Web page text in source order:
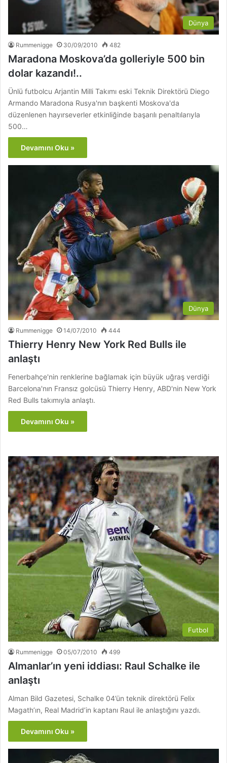
Dünya
Rummenigge 30/09/2010 482
Maradona Moskova’da golleriyle 500 bin
dolar kazandı!..
Ünlü futbolcu Arjantin Milli Takımı eski Teknik Direktörü Diego
Armando Maradona Rusya'nın başkenti Moskova'da
düzenlenen hayırseverler etkinliğinde başarılı penaltılarıyla
500…
Devamını Oku »
Dünya
Rummenigge 14/07/2010 444
Thierry Henry New York Red Bulls ile
anlaştı
Fenerbahçe'nin renklerine bağlamak için büyük uğraş verdiği
Barcelona'nın Fransız golcüsü Thierry Henry, ABD'nin New York
Red Bulls takımıyla anlaştı.
Devamını Oku »
Futbol
Rummenigge 05/07/2010 499
Almanlar’ın yeni iddiası: Raul Schalke ile
anlaştı
Alman Bild Gazetesi, Schalke 04’ün teknik direktörü Felix
Magath’ın, Real Madrid’in kaptanı Raul ile anlaştığını yazdı.
Devamını Oku »